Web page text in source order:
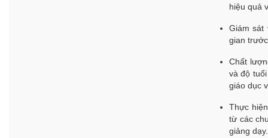
hiệu quả
Giám sát
gian
Chất
và độ
giáo dục
Thực
từ các
giảng dạy.